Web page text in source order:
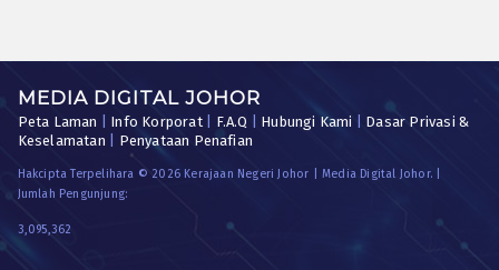
MEDIA DIGITAL JOHOR
Peta Laman Info Korporat| F.A.Q Hubungi Kami
Dasar Privasi &
Keselamatan
Penyataan Penafian
Hakcipta Terpelihara © 2026 Kerajaan Negeri Johor | Media Digital Johor. |
Jumlah Pengunjung:
3,095,362